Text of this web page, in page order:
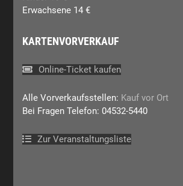
Erwachsene 14 €
KARTENVORVERKAUF
Online-Ticket kaufen
Alle Vorverkaufsstellen: Kauf vor Ort
Bei Fragen Telefon: 04532-5440
Zur Veranstaltungsliste